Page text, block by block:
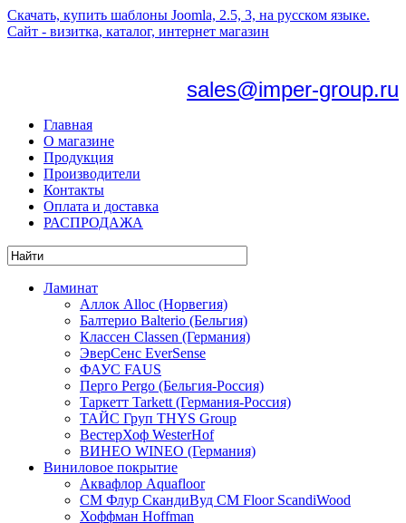
Скачать, купить шаблоны Joomla, 2.5, 3, на русском языке.
Сайт - визитка, каталог, интернет магазин
sales@imper-group.ru
Главная
О магазине
Продукция
Производители
Контакты
Оплата и доставка
РАСПРОДАЖА
Ламинат
Аллок Alloc (Норвегия)
Балтерио Balterio (Бельгия)
Классен Classen (Германия)
ЭверСенс EverSense
ФАУС FAUS
Перго Pergo (Бельгия-Россия)
Таркетт Tarkett (Германия-Россия)
ТАЙС Груп THYS Group
ВестерХоф WesterHof
ВИНЕО WINEO (Германия)
Виниловое покрытие
Аквафлор Aquafloor
СМ Флур СкандиВуд CM Floor ScandiWood
Хоффман Hoffman